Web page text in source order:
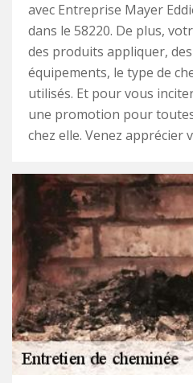
avec Entreprise Mayer
dans le 58220. De plus,
des produits appliquer,
équipements, le type de
utilisés. Et pour vous
une promotion pour
chez elle. Venez apprécier